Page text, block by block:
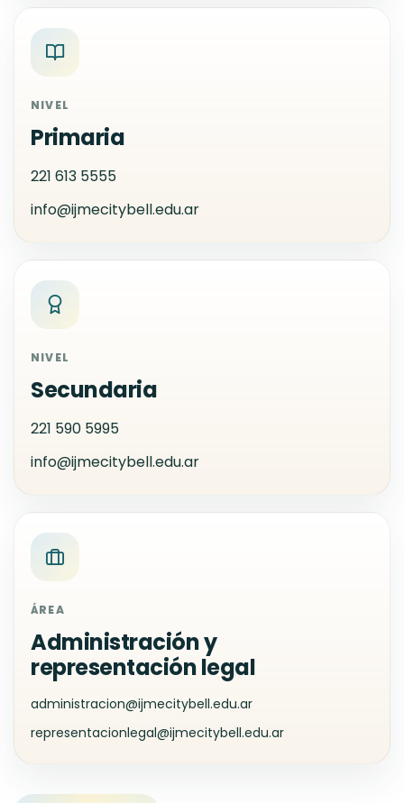
NIVEL
Primaria
221 613 5555
info@ijmecitybell.edu.ar
NIVEL
Secundaria
221 590 5995
info@ijmecitybell.edu.ar
ÁREA
Administración y
representación legal
administracion@ijmecitybell.edu.ar
representacionlegal@ijmecitybell.edu.ar